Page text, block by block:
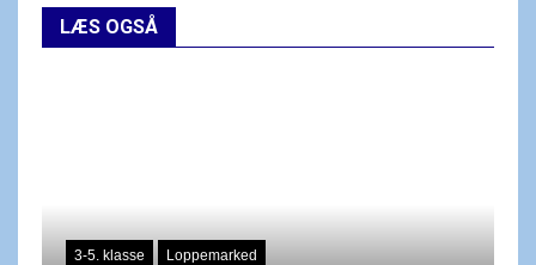
LÆS OGSÅ
3-5. klasse Loppemarked